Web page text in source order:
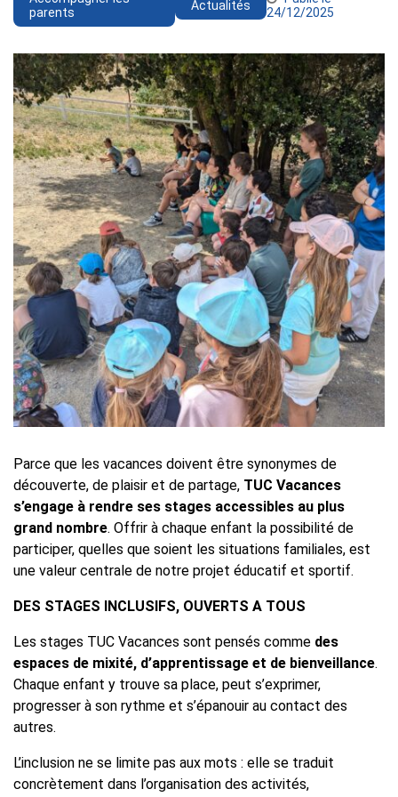
parents
Actualités
24/12/2025
Parce que les vacances doivent être synonymes de
découverte, de plaisir et de partage, TUC Vacances
s’engage à rendre ses stages accessibles au plus
grand nombre. Offrir à chaque enfant la possibilité de
participer, quelles que soient les situations familiales, est
une valeur centrale de notre projet éducatif et sportif.
DES STAGES INCLUSIFS, OUVERTS A TOUS
Les stages TUC Vacances sont pensés comme des
espaces de mixité, d’apprentissage et de bienveillance.
Chaque enfant y trouve sa place, peut s’exprimer,
progresser à son rythme et s’épanouir au contact des
autres.
L’inclusion ne se limite pas aux mots : elle se traduit
concrètement dans l’organisation des activités,